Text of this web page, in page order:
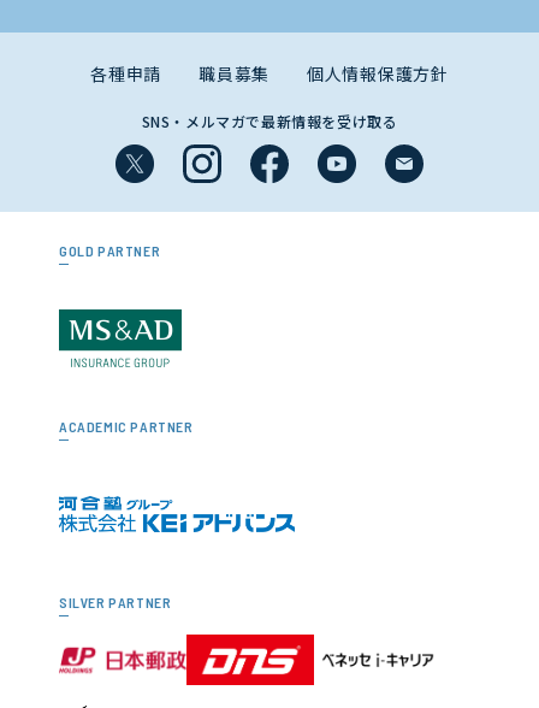
各種申請 職員募集 個人情報保護方針
SNS・メルマガで最新情報を受け取る
GOLD PARTNER
ACADEMIC PARTNER
SILVER PARTNER